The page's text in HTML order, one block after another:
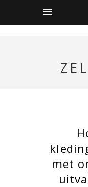
met